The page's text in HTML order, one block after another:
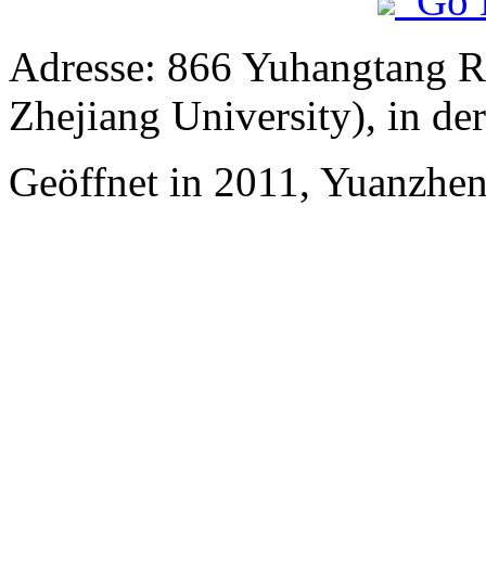
Adresse: 866 Yuhangtang
Zhejiang University), in
Geöffnet in 2011,